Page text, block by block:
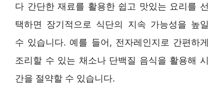
다 간단한 재료를 활용한 쉽고 맛있는 요리를 선
택하면 장기적으로 식단의 지속 가능성을 높일
수 있습니다. 예를 들어, 전자레인지로 간편하게
조리할 수 있는 채소나 단백질 음식을 활용해 시
간을 절약할 수 있습니다.